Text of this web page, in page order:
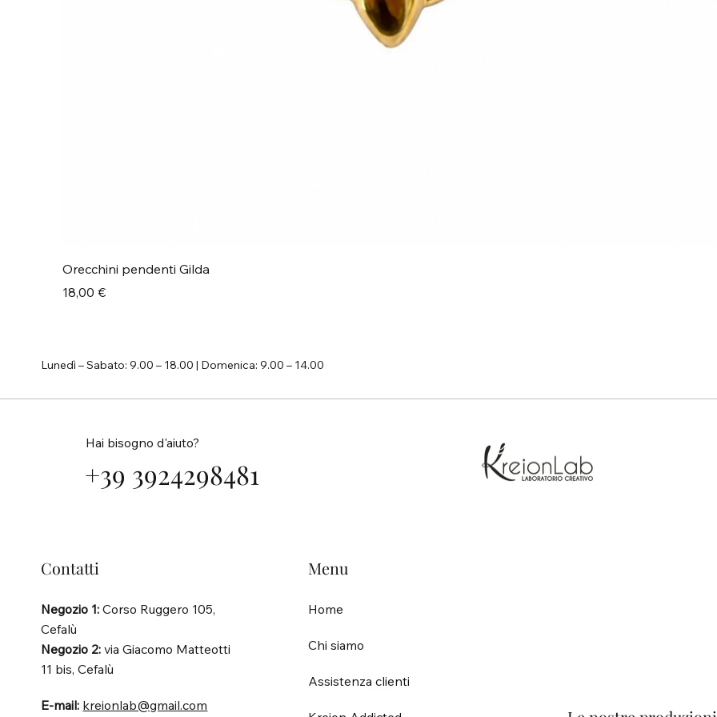
Orecchini pendenti Gilda
Prezzo
18,00 €
Contatti
Negozio 1: Corso Ruggero 105,
Cefalù
Negozio 2: via Giacomo Matteotti
11 bis, Cefalù
E-mail: kreionlab@gmail.com
Menu
Home
Chi siamo
Assistenza clienti
Hai bisogno d'aiuto?
+39 3924298481
Lunedì – Sabato: 9.00 – 18.00 | Domenica: 9.00 – 14.00